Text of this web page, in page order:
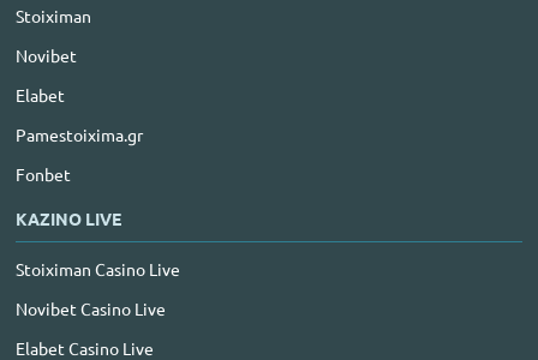
Stoiximan
Novibet
Elabet
Pamestoixima.gr
Fonbet
ΚΑΖΙΝΟ LIVE
Stoiximan Casino Live
Novibet Casino Live
Elabet Casino Live